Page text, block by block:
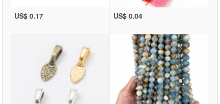
US$ 0.17 US$ 0.04